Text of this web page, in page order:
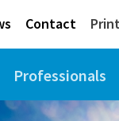
Contact
Professionals